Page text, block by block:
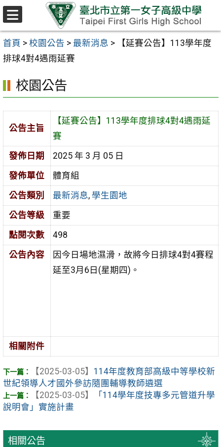
跳至主要內容區
首頁 > 校園公告 > 最新消息 >
【延賽公告】113學年度
排球4對4遇雨延賽
相關公告
校園公告
公告主旨
【延賽公告】113學年度排球4對4遇雨延
賽
發佈日期
2025 年 3 月 05 日
發佈單位
體育組
公告類別
最新消息, 學生園地
公告等級
重要
點閱次數
498
公告內容
因今日場地濕滑，故將今日排球4對4賽程
延至3月6日(星期四)。
相關附件
【2025-03-05】 114年度教育部高級中等學校新
世紀領導人才國外參訪隨團輔導教師遴選
【2025-03-05】
「114學年度技專多元管道升學
說明會」實施計畫
選
單